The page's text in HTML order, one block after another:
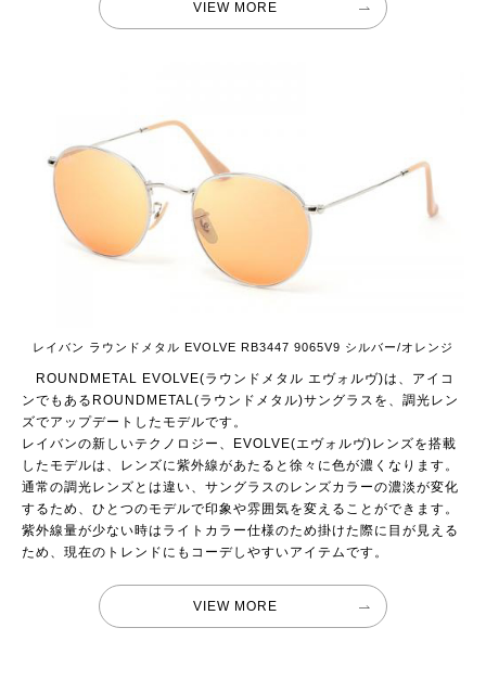
VIEW MORE
レイバン ラウンドメタル EVOLVE RB3447 9065V9 シルバー/オレンジ
ROUNDMETAL EVOLVE(ラウンドメタル エヴォルヴ)は、アイコ
ンでもあるROUNDMETAL(ラウンドメタル)サングラスを、調光レン
ズでアップデートしたモデルです。
レイバンの新しいテクノロジー、EVOLVE(エヴォルヴ)レンズを搭載
したモデルは、レンズに紫外線があたると徐々に色が濃くなります。
通常の調光レンズとは違い、サングラスのレンズカラーの濃淡が変化
するため、ひとつのモデルで印象や雰囲気を変えることができます。
紫外線量が少ない時はライトカラー仕様のため掛けた際に目が見える
ため、現在のトレンドにもコーデしやすいアイテムです。
VIEW MORE